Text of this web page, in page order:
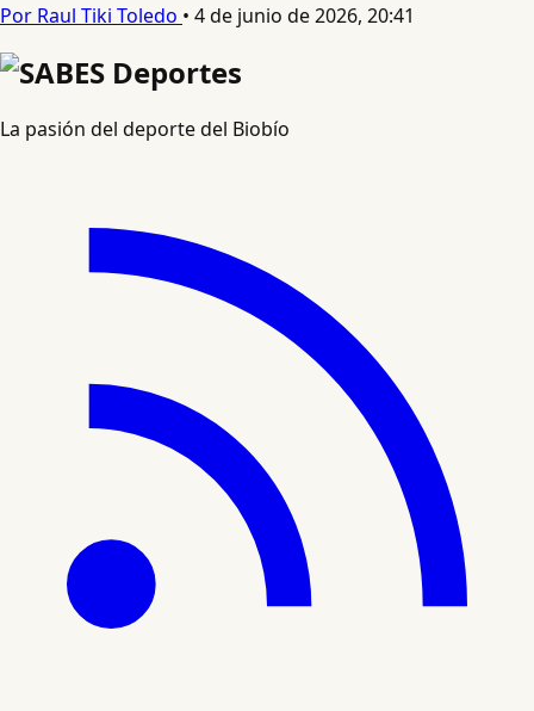
Por Raul Tiki Toledo • 4 de junio de 2026, 20:41
La pasión del deporte del Biobío